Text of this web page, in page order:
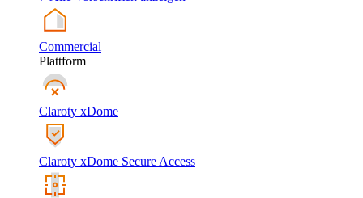
Commercial
Plattform
Claroty xDome
Claroty xDome Secure Access